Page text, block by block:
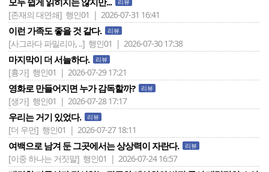
리뷰
[존재의 대연쇄] 행인01 | 2026-07-31 16:41
이런 가족도 좋을 것 같다. 리뷰
[사그라다 파밀리아, ..] 행인01 | 2026-07-30 17:38
마지막이 더 서늘하다. 리뷰
[흉가] 행인01 | 2026-07-29 17:21
영화로 만들어지면 누가 감독할까? 리뷰
[생가] 행인01 | 2026-07-28 17:17
우리는 거기 있었다. 리뷰
[더 우먼] 행인01 | 2026-07-27 18:11
여백으로 남겨 둔 그곳에서는 상상력이 자란다. 리뷰
[이중 하나는 거짓말] 행인01 | 2026-07-24 16:57